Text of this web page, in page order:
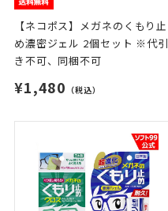
【ネコポス】メガネのくもり止
め濃密ジェル 2個セット ※代引
き不可、同梱不可
¥1,480 （税込）